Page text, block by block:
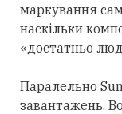
маркування
наскільки
«достатньо
Паралельно
завантажень.